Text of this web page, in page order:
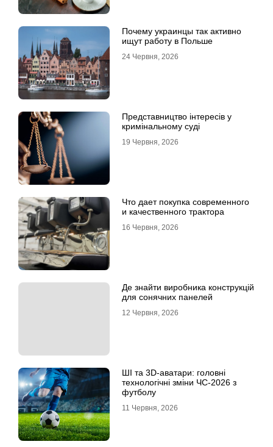
Почему украинцы так активно
ищут работу в Польше
24 Червня, 2026
Представництво інтересів у
кримінальному суді
19 Червня, 2026
Что дает покупка современного
и качественного трактора
16 Червня, 2026
Де знайти виробника конструкцій
для сонячних панелей
12 Червня, 2026
ШІ та 3D-аватари: головні
технологічні зміни ЧС-2026 з
футболу
11 Червня, 2026